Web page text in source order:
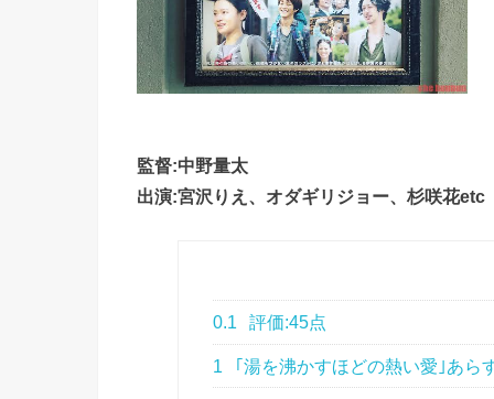
監督:中野量太
出演:宮沢りえ、オダギリジョー、杉咲花etc
0.1 評価:45点
1 ｢湯を沸かすほどの熱い愛｣あら